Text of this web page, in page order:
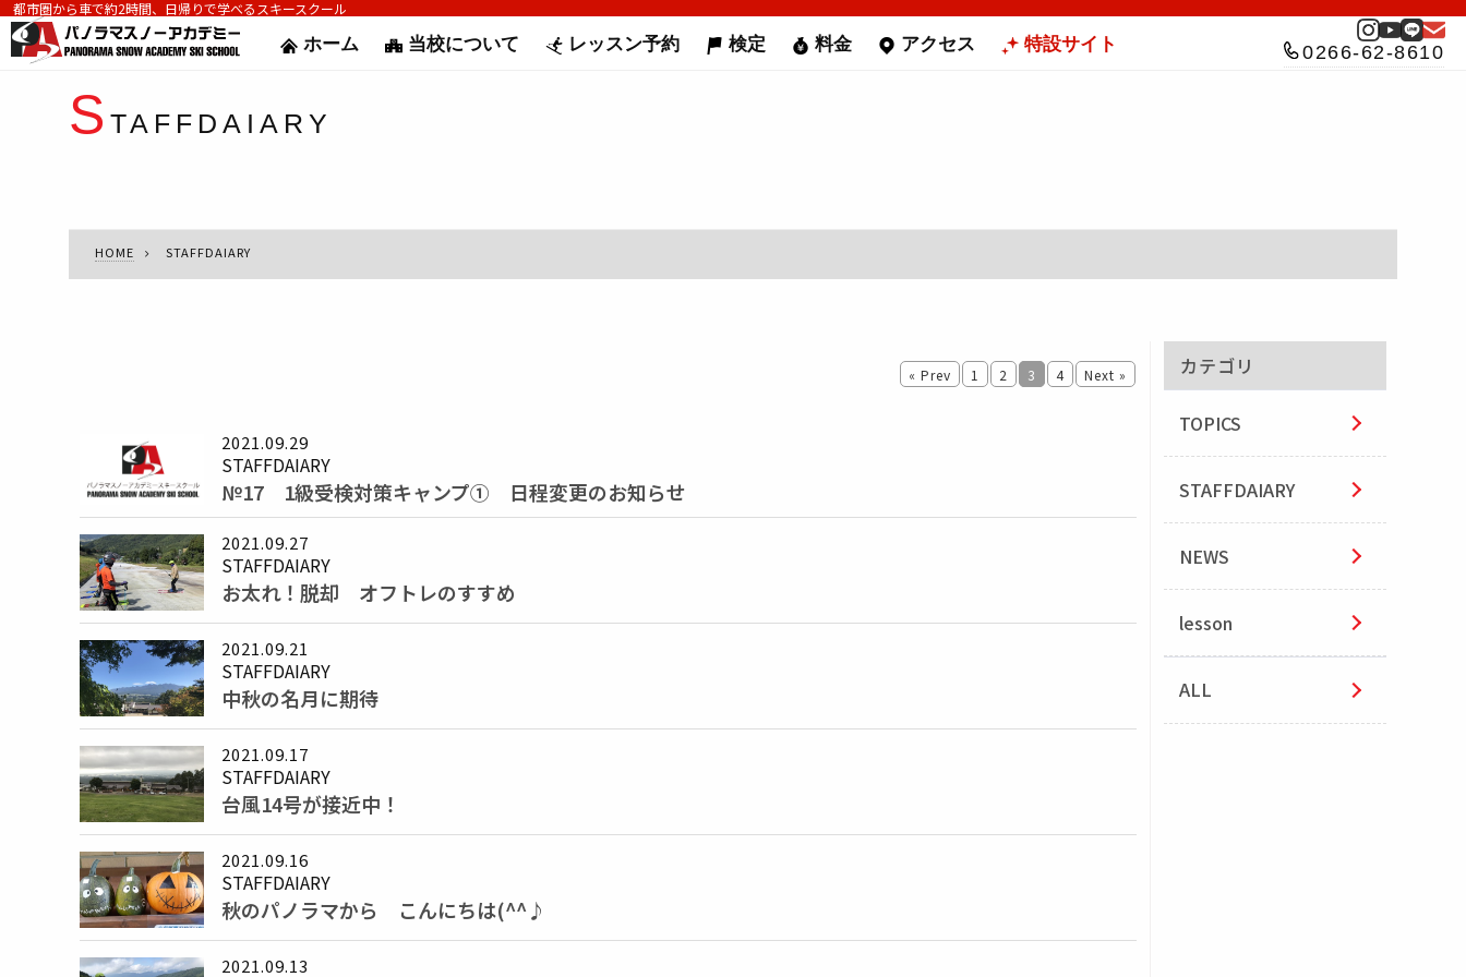
都市圏から車で約2時間、日帰りで学べるスキースクール
ホーム 当校について レッスン予約 検定 料金 アクセス 特設サイト 0266-62-8610
S TAFFDAIARY
HOME STAFFDAIARY
« Prev 1 2 3 4 Next »
2021.09.29
STAFFDAIARY
№17 1級受検対策キャンプ① 日程変更のお知らせ
2021.09.27
STAFFDAIARY
お太れ！脱却 オフトレのすすめ
2021.09.21
STAFFDAIARY
中秋の名月に期待
2021.09.17
STAFFDAIARY
台風14号が接近中！
2021.09.16
STAFFDAIARY
秋のパノラマから こんにちは(^^♪
2021.09.13
カテゴリ
TOPICS
STAFFDAIARY
NEWS
lesson
ALL